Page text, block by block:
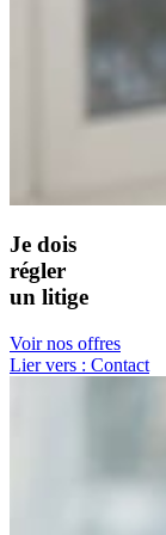
Je dois
régler
un litige
Voir nos offres
Lier vers : Contact